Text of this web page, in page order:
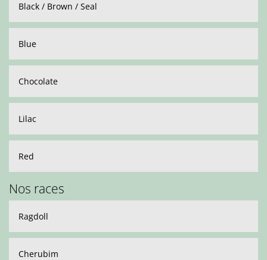
Black / Brown / Seal
Blue
Chocolate
Lilac
Red
Nos races
Ragdoll
Cherubim